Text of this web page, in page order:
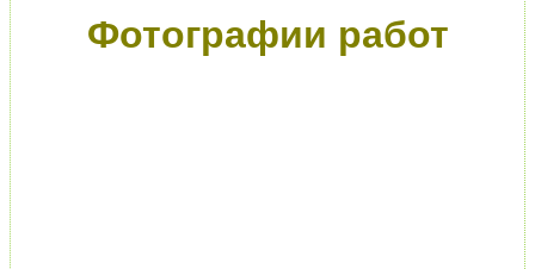
Фотографии работ